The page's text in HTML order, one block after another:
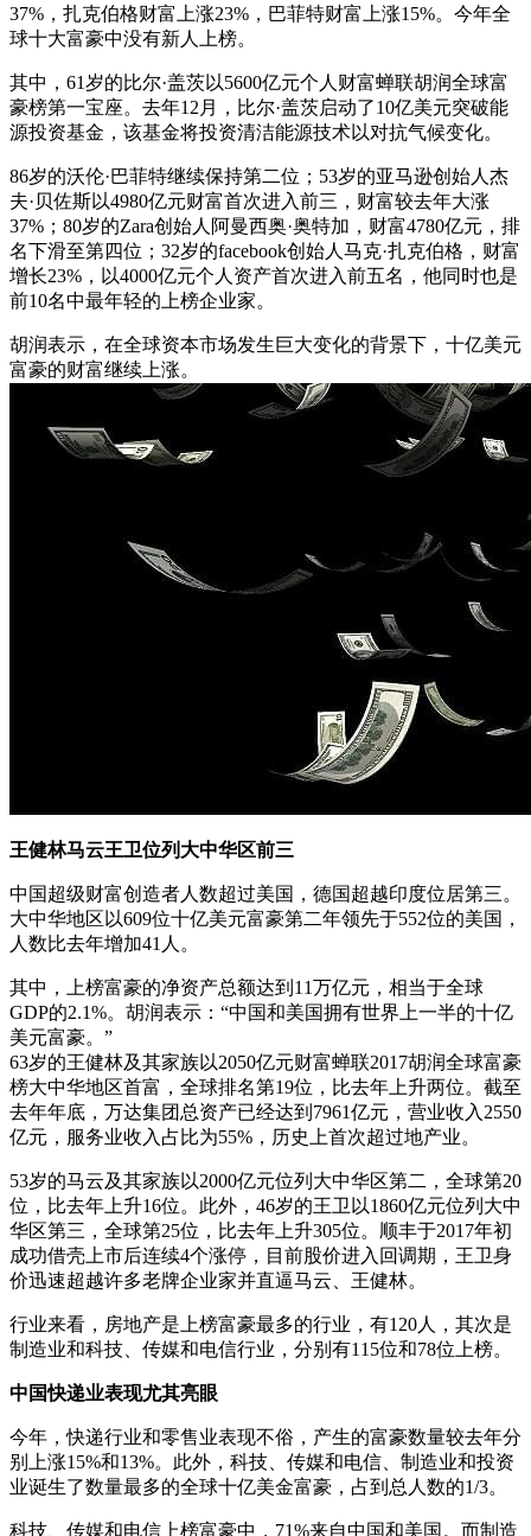
37%，扎克伯格财富上涨23%，巴菲特财富上涨15%。今年全
球十大富豪中没有新人上榜。
其中，61岁的比尔·盖茨以5600亿元个人财富蝉联胡润全球富
豪榜第一宝座。去年12月，比尔·盖茨启动了10亿美元突破能
源投资基金，该基金将投资清洁能源技术以对抗气候变化。
86岁的沃伦·巴菲特继续保持第二位；53岁的亚马逊创始人杰
夫·贝佐斯以4980亿元财富首次进入前三，财富较去年大涨
37%；80岁的Zara创始人阿曼西奥·奥特加，财富4780亿元，排
名下滑至第四位；32岁的facebook创始人马克·扎克伯格，财富
增长23%，以4000亿元个人资产首次进入前五名，他同时也是
前10名中最年轻的上榜企业家。
胡润表示，在全球资本市场发生巨大变化的背景下，十亿美元
富豪的财富继续上涨。
王健林马云王卫位列大中华区前三
中国超级财富创造者人数超过美国，德国超越印度位居第三。
大中华地区以609位十亿美元富豪第二年领先于552位的美国，
人数比去年增加41人。
其中，上榜富豪的净资产总额达到11万亿元，相当于全球
GDP的2.1%。胡润表示：“中国和美国拥有世界上一半的十亿
美元富豪。”
63岁的王健林及其家族以2050亿元财富蝉联2017胡润全球富豪
榜大中华地区首富，全球排名第19位，比去年上升两位。截至
去年年底，万达集团总资产已经达到7961亿元，营业收入2550
亿元，服务业收入占比为55%，历史上首次超过地产业。
53岁的马云及其家族以2000亿元位列大中华区第二，全球第20
位，比去年上升16位。此外，46岁的王卫以1860亿元位列大中
华区第三，全球第25位，比去年上升305位。顺丰于2017年初
成功借壳上市后连续4个涨停，目前股价进入回调期，王卫身
价迅速超越许多老牌企业家并直逼马云、王健林。
行业来看，房地产是上榜富豪最多的行业，有120人，其次是
制造业和科技、传媒和电信行业，分别有115位和78位上榜。
中国快递业表现尤其亮眼
今年，快递行业和零售业表现不俗，产生的富豪数量较去年分
别上涨15%和13%。此外，科技、传媒和电信、制造业和投资
业诞生了数量最多的全球十亿美金富豪，占到总人数的1/3。
科技、传媒和电信上榜富豪中，71%来自中国和美国。而制造